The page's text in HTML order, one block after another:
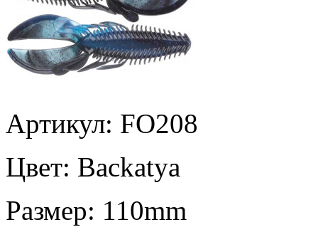
Артикул: FO208
Цвет: Backatya
Размер: 110mm